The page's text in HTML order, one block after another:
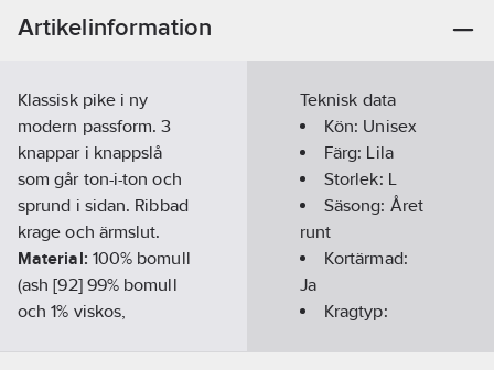
Artikelinformation
Klassisk pike i ny
modern passform. 3
knappar i knappslå
som går ton-i-ton och
sprund i sidan. Ribbad
krage och ärmslut.
Material: 100% bomull
(ash [92] 99% bomull
och 1% viskos,
Teknisk data
Kön: Unisex
Färg: Lila
Storlek: L
Säsong: Året
runt
Kortärmad:
Ja
Kragtyp: